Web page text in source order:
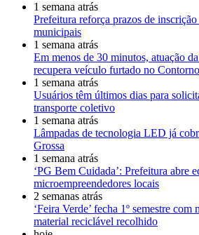
1 semana atrás
Prefeitura reforça prazos de
municipais
1 semana atrás
Em menos de 30 minutos, atuação
recupera veículo furtado no Contorno
1 semana atrás
Usuários têm últimos dias para
transporte coletivo
1 semana atrás
Lâmpadas de tecnologia LED já
Grossa
1 semana atrás
‘PG Bem Cuidada’: Prefeitura abre
microempreendedores locais
2 semanas atrás
‘Feira Verde’ fecha 1º semestre
material reciclável recolhido